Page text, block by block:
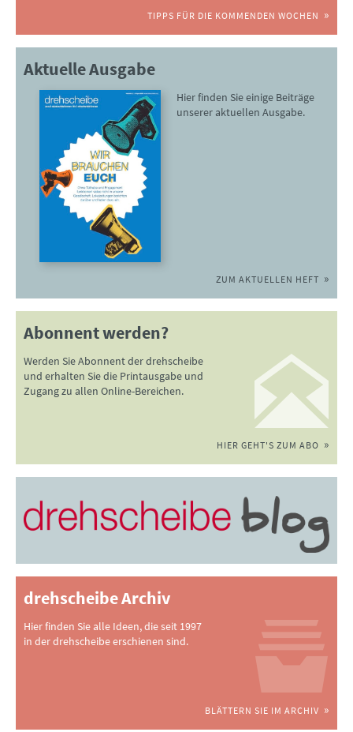
TIPPS FÜR DIE KOMMENDEN WOCHEN
Aktuelle Ausgabe
Hier finden Sie einige Beiträge
unserer aktuellen Ausgabe.
ZUM AKTUELLEN HEFT
Abonnent werden?
Werden Sie Abonnent der drehscheibe
und erhalten Sie die Printausgabe und
Zugang zu allen Online-Bereichen.
HIER GEHT'S ZUM ABO
drehscheibe Archiv
Hier finden Sie alle Ideen, die seit 1997
in der drehscheibe erschienen sind.
BLÄTTERN SIE IM ARCHIV